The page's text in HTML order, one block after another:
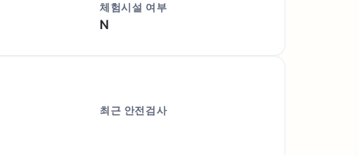
체험시설 여부
N
최근 안전검사